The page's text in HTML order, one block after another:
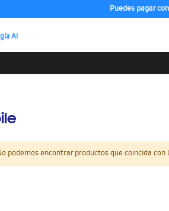
Puedes pagar
AI
podemos encontrar productos que coincida con